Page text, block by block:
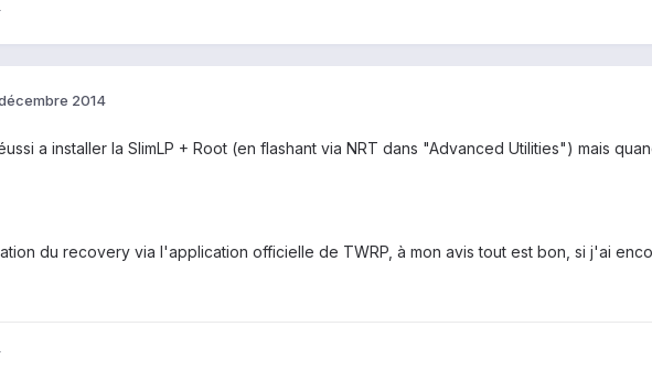
2014
a installer la SlimLP + Root (en flashant via NRT dans "Advanced Utilities") mais
du recovery via l'application officielle de TWRP, à mon avis tout est bon, si j'ai